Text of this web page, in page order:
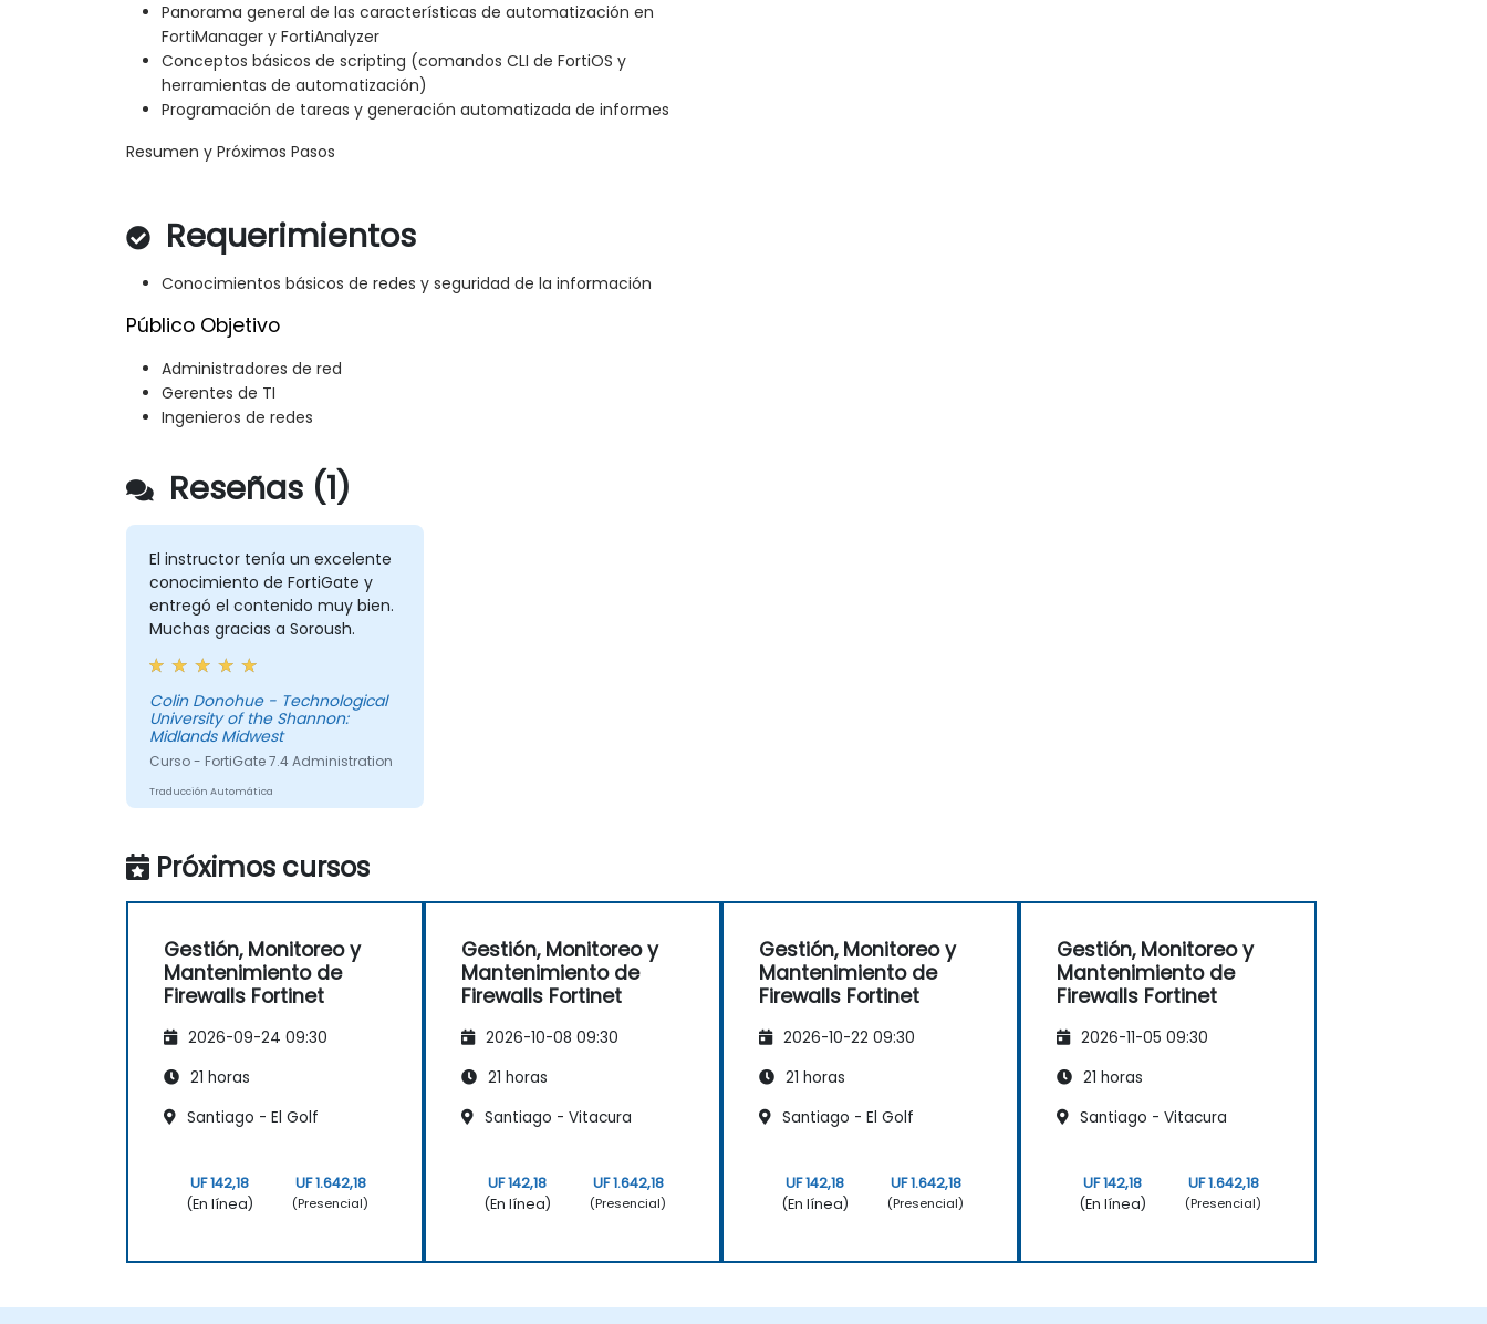
Panorama general de las características de automatización en
FortiManager y FortiAnalyzer
Conceptos básicos de scripting (comandos CLI de FortiOS y
herramientas de automatización)
Programación de tareas y generación automatizada de informes
Resumen y Próximos Pasos
Requerimientos
Conocimientos básicos de redes y seguridad de la información
Público Objetivo
Administradores de red
Gerentes de TI
Ingenieros de redes
Reseñas (1)
El instructor tenía un excelente
conocimiento de FortiGate y
entregó el contenido muy bien.
Muchas gracias a Soroush.
Colin Donohue - Technological
University of the Shannon:
Midlands Midwest
Curso - FortiGate 7.4 Administration
Traducción Automática
Próximos cursos
Gestión, Monitoreo y
Mantenimiento de
Firewalls Fortinet
2026-09-24 09:30
21 horas
Santiago - El Golf
UF 142,18
(En línea)
UF 1.642,18
(Presencial)
Gestión, Monitoreo y
Mantenimiento de
Firewalls Fortinet
2026-10-08 09:30
21 horas
Santiago - Vitacura
UF 142,18
(En línea)
UF 1.642,18
(Presencial)
Gestión, Monitoreo y
Mantenimiento de
Firewalls Fortinet
2026-10-22 09:30
21 horas
Santiago - El Golf
UF 142,18
(En línea)
UF 1.642,18
(Presencial)
Gestión, Monitoreo y
Mantenimiento de
Firewalls Fortinet
2026-11-05 09:30
21 horas
Santiago - Vitacura
UF 142,18
(En línea)
UF 1.642,18
(Presencial)